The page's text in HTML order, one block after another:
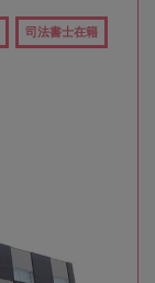
司法書士在籍